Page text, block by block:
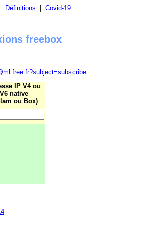
Définitions Covid-19
freebox
IP V4 ou
V6 native
ou Box)